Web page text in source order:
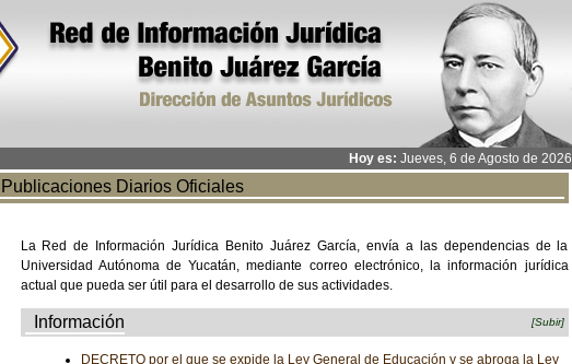
Hoy es: Jueves, 6 de Agosto de 2026
Publicaciones Diarios Oficiales
La Red de Información Jurídica Benito Juárez García, envía a las dependencias de la
Universidad Autónoma de Yucatán, mediante correo electrónico, la información jurídica
actual que pueda ser útil para el desarrollo de sus actividades.
Información [Subir]
DECRETO por el que se expide la Ley General de Educación y se abroga la Ley